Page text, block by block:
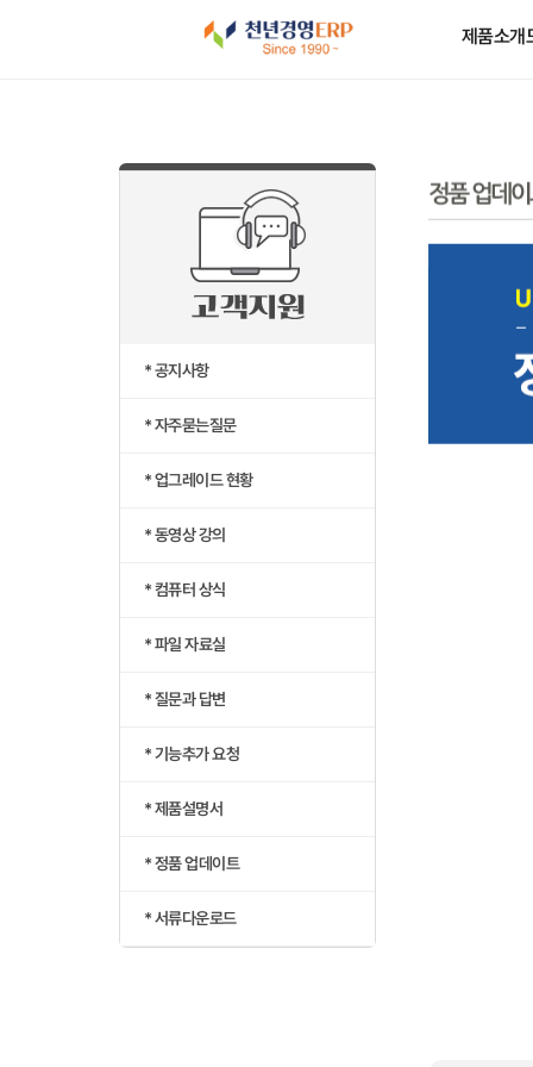
제품소개
* 공지사항
* 자주묻는질문
* 업그레이드 현황
* 동영상 강의
* 컴퓨터 상식
* 파일 자료실
* 질문과 답변
* 기능추가 요청
* 제품설명서
* 정품 업데이트
* 서류다운로드